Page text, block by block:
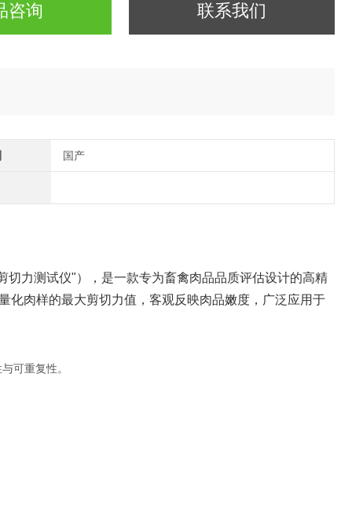
咨询 联系我们
国产
切力测试仪"），是一款专为畜禽肉品品质评估设计的高精
化肉样的最大剪切力值，客观反映肉品嫩度，广泛应用于
可重复性。